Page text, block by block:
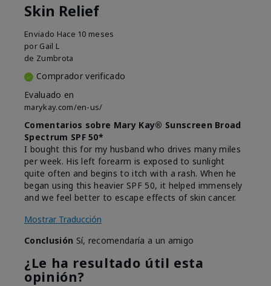
Skin Relief
Enviado Hace 10 meses
por Gail L
de Zumbrota
Comprador verificado
Evaluado en
marykay.com/en-us/
Comentarios sobre Mary Kay® Sunscreen Broad
Spectrum SPF 50*
I bought this for my husband who drives many miles
per week. His left forearm is exposed to sunlight
quite often and begins to itch with a rash. When he
began using this heavier SPF 50, it helped immensely
and we feel better to escape effects of skin cancer.
Mostrar Traducción
Conclusión Sí, recomendaría a un amigo
¿Le ha resultado útil esta
opinión?